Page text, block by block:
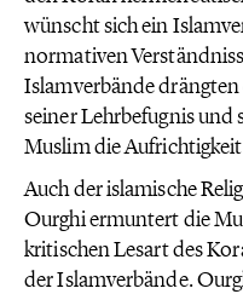
wünscht sich ein
normativen
Islamverbände
seiner Lehrbefugnis und
Muslim die
Auch der islamische
Ourghi ermuntert die
kritischen Lesart des
der Islamverbände.